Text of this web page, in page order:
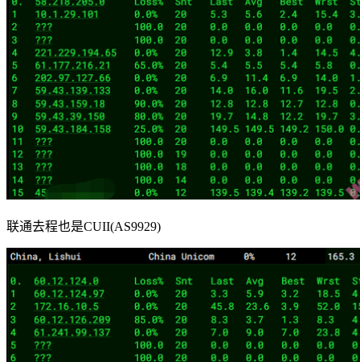
联通去程也是CUII(AS9929)